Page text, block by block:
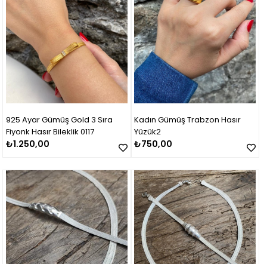
925 Ayar Gümüş Gold 3 Sıra
Fiyonk Hasır Bileklik 0117
₺1.250,00
Kadın Gümüş Trabzon Hasır
Yüzük2
₺750,00